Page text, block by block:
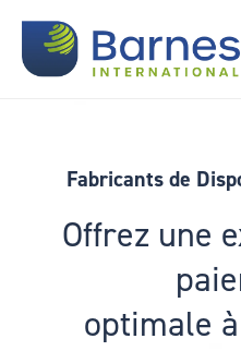
Fabricants de
Offrez une
optimale